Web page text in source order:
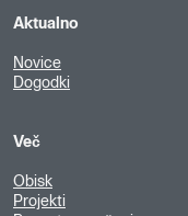
Aktualno
Novice
Dogodki
Več
Obisk
Projekti